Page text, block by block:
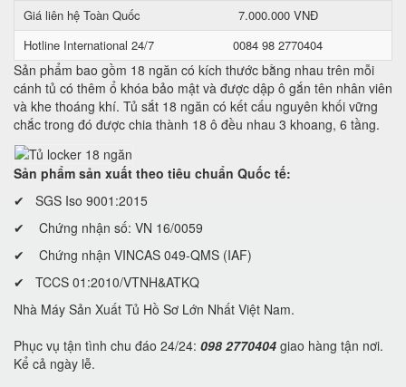
Giá liên hệ Toàn Quốc
7.000.000 VNĐ
Hotline International 24/7
0084 98 2770404
Sản phẩm bao gồm 18 ngăn có kích thước bằng nhau trên mỗi
cánh tủ có thêm ổ khóa bảo mật và được dập ô gắn tên nhân viên
và khe thoáng khí. Tủ sắt 18 ngăn có kết cấu nguyên khối vững
chắc trong đó được chia thành 18 ô đều nhau 3 khoang, 6 tầng.
Sản phẩm sản xuất theo tiêu chuẩn Quốc tế:
✔ SGS Iso 9001:2015
✔ Chứng nhận số: VN 16/0059
✔ Chứng nhận VINCAS 049-QMS (IAF)
✔ TCCS 01:2010/VTNH&ATKQ
Nhà Máy Sản Xuất Tủ Hồ Sơ Lớn Nhất Việt Nam.
Phục vụ tận tình chu đáo 24/24: 098 2770404 giao hàng tận nơi.
Kể cả ngày lễ.